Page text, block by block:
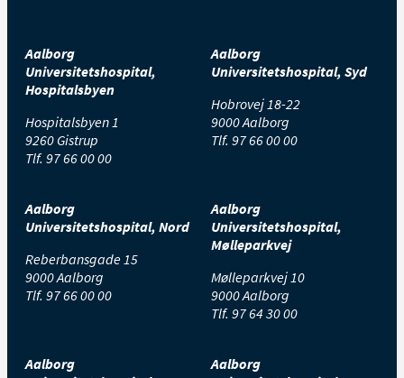
Aalborg
Universitetshospital,
Hospitalsbyen
Hospitalsbyen 1
9260 Gistrup
Tlf. 97 66 00 00
Aalborg
Universitetshospital, Syd
Hobrovej 18-22
9000 Aalborg
Tlf. 97 66 00 00
Aalborg
Universitetshospital, Nord
Reberbansgade 15
9000 Aalborg
Tlf. 97 66 00 00
Aalborg
Universitetshospital,
Mølleparkvej
Mølleparkvej 10
9000 Aalborg
Tlf. 97 64 30 00
Aalborg
Aalborg